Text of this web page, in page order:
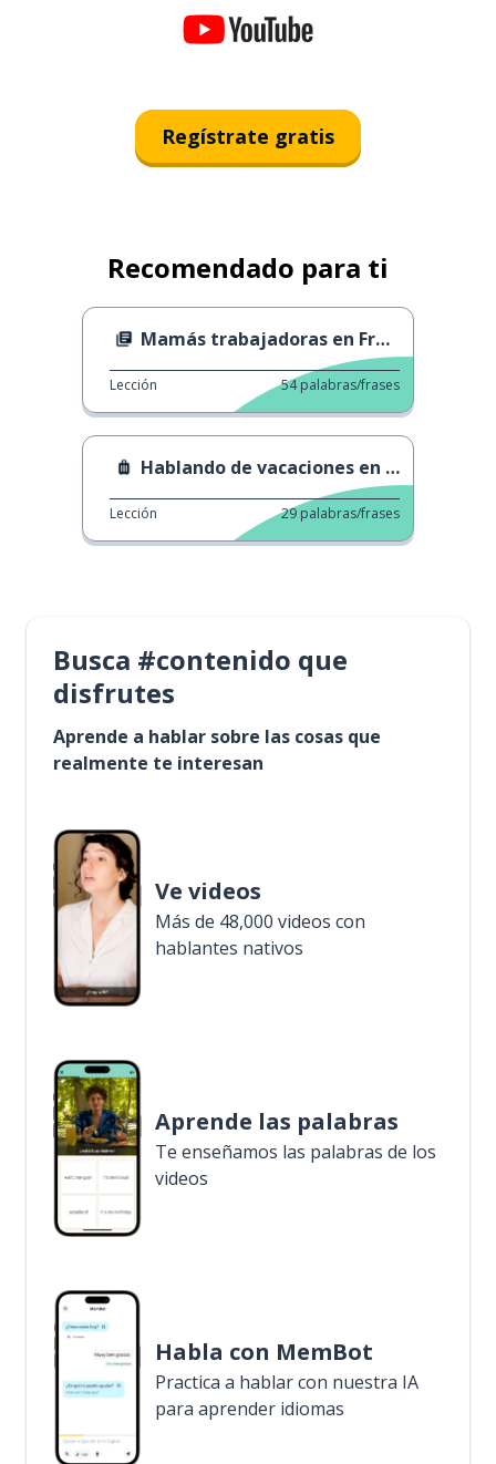
Regístrate gratis
Recomendado para ti
Mamás trabajadoras en Francia
Lección 54 palabras/frases
Hablando de vacaciones en el trabajo
Lección 29 palabras/frases
Busca #contenido que
disfrutes
Aprende a hablar sobre las cosas que
realmente te interesan
Ve videos
Más de 48,000 videos con
hablantes nativos
Aprende las palabras
Te enseñamos las palabras de los
videos
Habla con MemBot
Practica a hablar con nuestra IA
para aprender idiomas